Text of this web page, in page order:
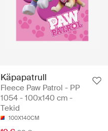
Käpapatrull
Fleece Paw Patrol - PP
1054 - 100x140 cm -
Tekid
100X140CM